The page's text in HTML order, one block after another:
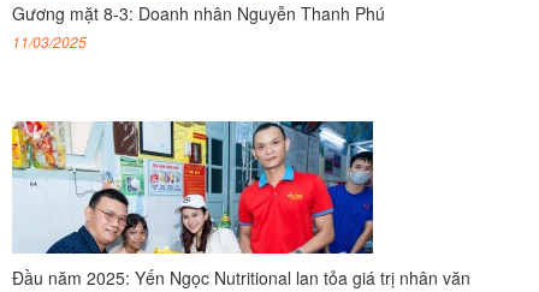
Gương mặt 8-3: Doanh nhân Nguyễn Thanh Phú
11/03/2025
Đầu năm 2025: Yến Ngọc Nutritional lan tỏa giá trị nhân văn